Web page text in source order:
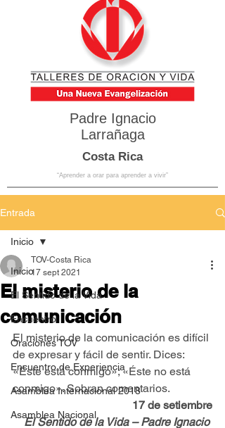
Padre Ignacio
Larrañaga
Costa Rica
“Aprender a orar para aprender a vivir”
Entrada
Inicio
El Sentido de la Vida
Encuentro
Oraciones TOV
Encuentro de Experiencia
Asamblea Internacional 2018
Asamblea Nacional
Inicio
El misterio de la
comunicación
TOV-Costa Rica
17 sept 2021
El misterio de la comunicación es difícil
de expresar y fácil de sentir. Dices:
«Éste está conmigo»; «Éste no está
conmigo». Sobran comentarios.
17 de setiembre
El Sentido de la Vida – Padre Ignacio